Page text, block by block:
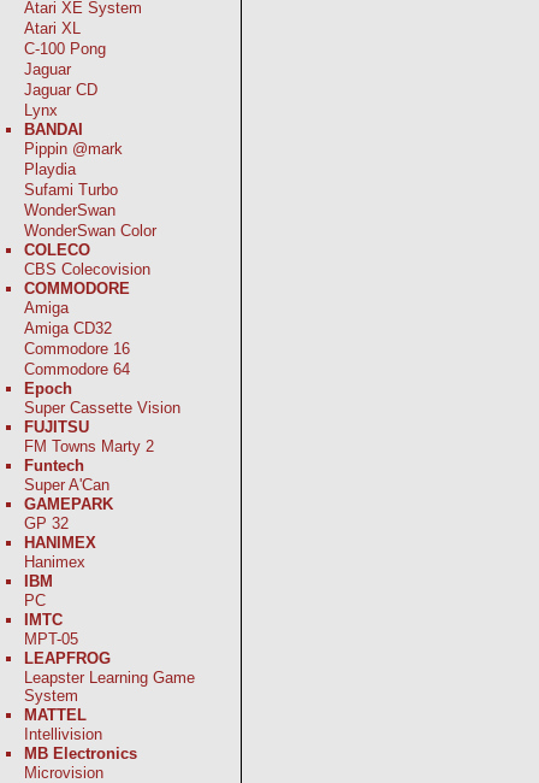
Atari XE System
Atari XL
C-100 Pong
Jaguar
Jaguar CD
Lynx
BANDAI
Pippin @mark
Playdia
Sufami Turbo
WonderSwan
WonderSwan Color
COLECO
CBS Colecovision
COMMODORE
Amiga
Amiga CD32
Commodore 16
Commodore 64
Epoch
Super Cassette Vision
FUJITSU
FM Towns Marty 2
Funtech
Super A'Can
GAMEPARK
GP 32
HANIMEX
Hanimex
IBM
PC
IMTC
MPT-05
LEAPFROG
Leapster Learning Game
System
MATTEL
Intellivision
MB Electronics
Microvision